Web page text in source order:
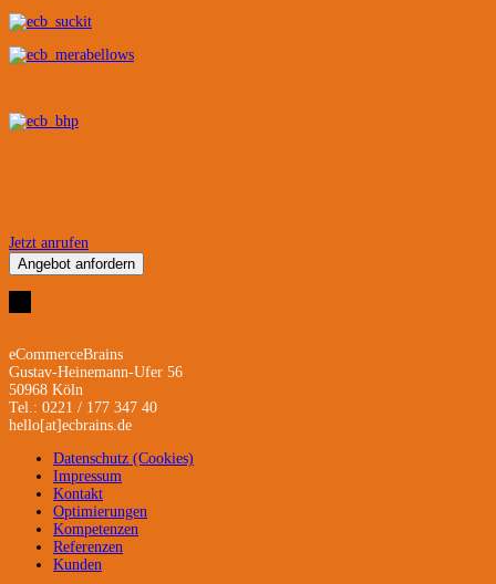
Jetzt anrufen
Angebot anfordern
eCommerceBrains
Gustav-Heinemann-Ufer 56
50968 Köln
Tel.: 0221 / 177 347 40
hello[at]ecbrains.de
Datenschutz (Cookies)
Impressum
Kontakt
Optimierungen
Kompetenzen
Referenzen
Kunden